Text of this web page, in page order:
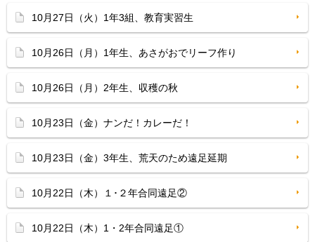
10月27日（火）1年3組、教育実習生
10月26日（月）1年生、あさがおでリーフ作り
10月26日（月）2年生、収穫の秋
10月23日（金）ナンだ！カレーだ！
10月23日（金）3年生、荒天のため遠足延期
10月22日（木）１･２年合同遠足②
10月22日（木）1・2年合同遠足①